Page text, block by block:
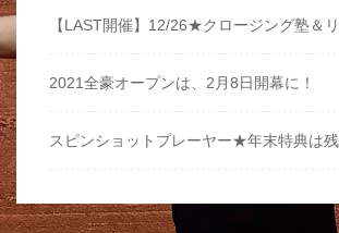
【LAST開催】12/26★クロージング塾＆
2021全豪オープンは、2月8日開幕に！
スピンショットプレーヤー★年末特典は